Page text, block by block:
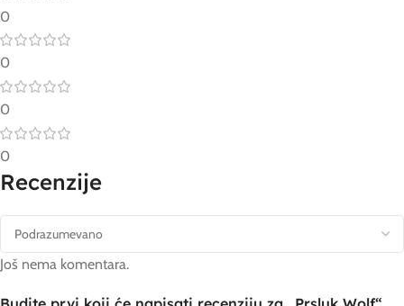
0
0
0
0
Recenzije
Još nema komentara.